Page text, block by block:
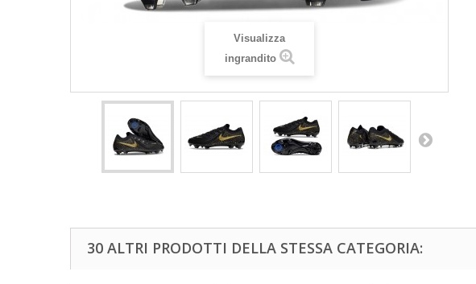
Visualizza
ingrandito
30 ALTRI PRODOTTI DELLA STESSA CATEGORIA: